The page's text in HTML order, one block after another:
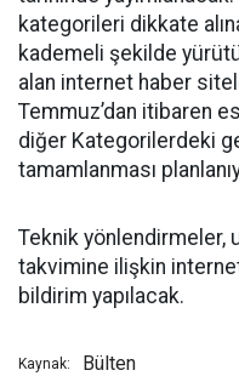
kategorileri dikkate
kademeli şekilde
alan internet haber
Temmuz’dan itibaren
diğer Kategorilerdeki
tamamlanması
Teknik yönlendirmeler,
takvimine ilişkin
bildirim yapılacak.
Kaynak: Bülten